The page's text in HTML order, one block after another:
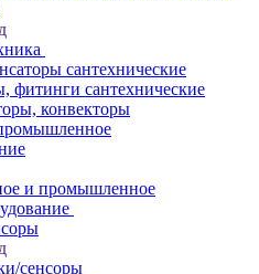
сантехнические
фитинги сантехнические
конвекторы
и промышленное
сенсоры